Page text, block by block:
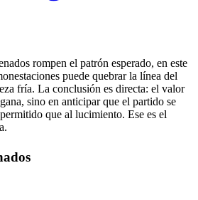
rompen el patrón esperado, en este
puede quebrar la línea del
fría. La conclusión es directa: el valor
sino en anticipar que el partido se
que al lucimiento. Ese es el